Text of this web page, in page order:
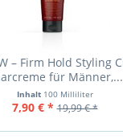
– Firm Hold Styling
für Männer,...
Inhalt 100 Milliliter
7,90 € * 19,99 € *